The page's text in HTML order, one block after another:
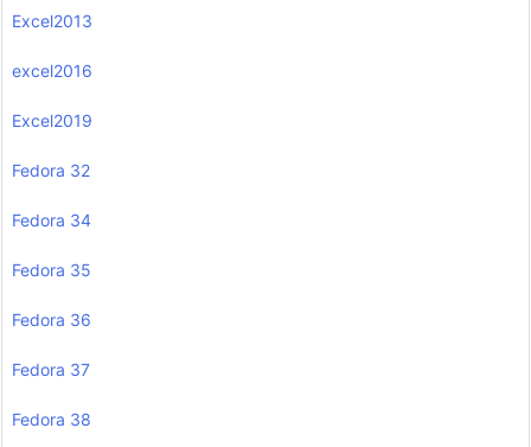
Excel2013
excel2016
Excel2019
Fedora 32
Fedora 34
Fedora 35
Fedora 36
Fedora 37
Fedora 38